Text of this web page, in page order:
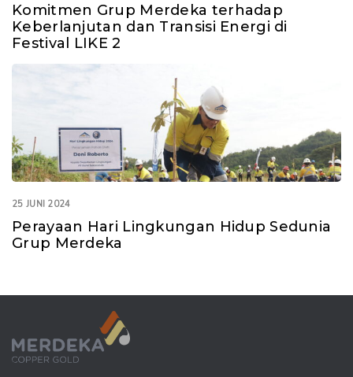
Komitmen Grup Merdeka terhadap
Keberlanjutan dan Transisi Energi di
Festival LIKE 2
25 JUNI 2024
Perayaan Hari Lingkungan Hidup Sedunia
Grup Merdeka